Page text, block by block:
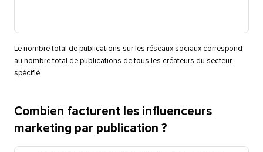
Le nombre total de publications sur les réseaux sociaux correspond
au nombre total de publications de tous les créateurs du secteur
spécifié.​​
Combien facturent les influenceurs
marketing par publication ?​​